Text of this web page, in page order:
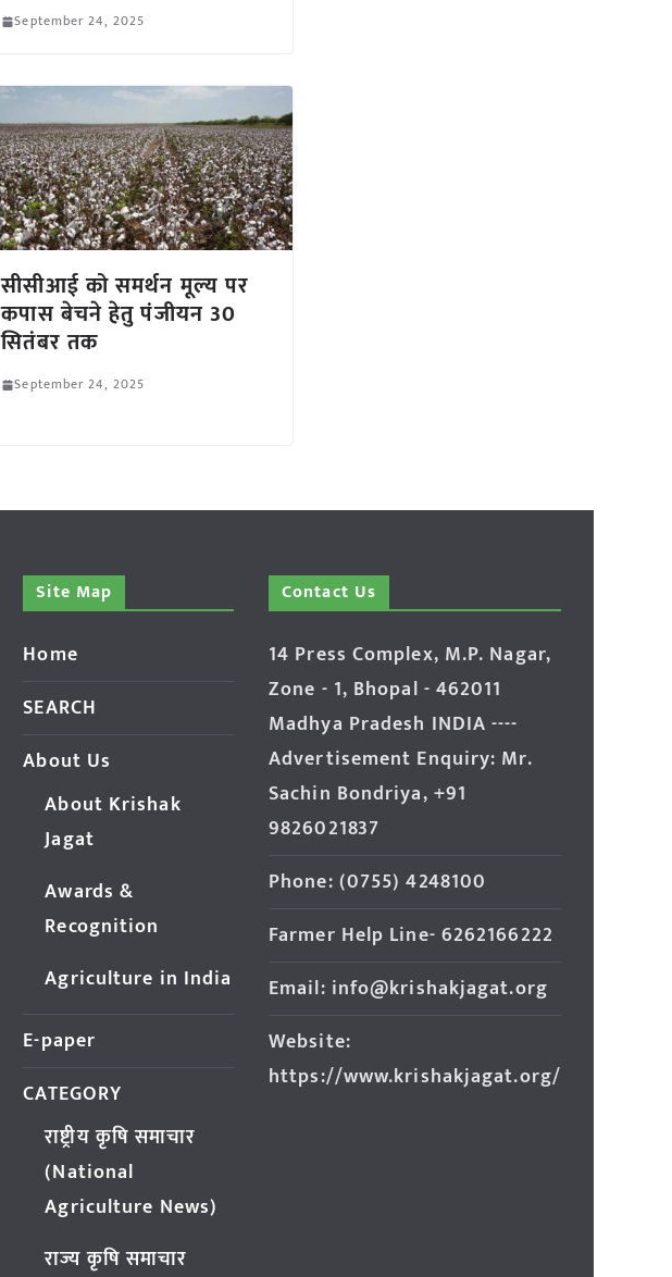
September 24, 2025
सीसीआई को समर्थन मूल्य पर
कपास बेचने हेतु पंजीयन 30
सितंबर तक
September 24, 2025
Site Map
Home
SEARCH
About Us
About Krishak
Jagat
Awards &
Recognition
Agriculture in India
E-paper
CATEGORY
राष्ट्रीय कृषि समाचार
(National
Agriculture News)
राज्य कृषि समाचार
Contact Us
14 Press Complex, M.P. Nagar,
Zone - 1, Bhopal - 462011
Madhya Pradesh INDIA ----
Advertisement Enquiry: Mr.
Sachin Bondriya, +91
9826021837
Phone: (0755) 4248100
Farmer Help Line- 6262166222
Email: info@krishakjagat.org
Website:
https://www.krishakjagat.org/